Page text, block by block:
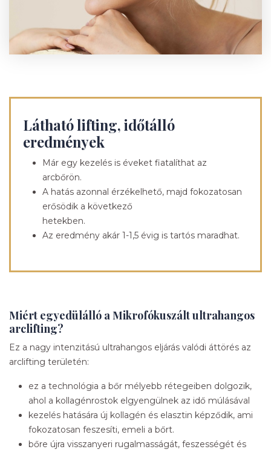
Látható lifting, időtálló
eredmények
Már egy kezelés is éveket fiatalíthat az
arcbőrön.
A hatás azonnal érzékelhető, majd fokozatosan
erősödik a következő
hetekben.
Az eredmény akár 1-1,5 évig is tartós maradhat.
Miért egyedülálló a Mikrofókuszált ultrahangos
arclifting?
Ez a nagy intenzitású ultrahangos eljárás valódi áttörés az
arclifting területén:
ez a technológia a bőr mélyebb rétegeiben dolgozik,
ahol a kollagénrostok elgyengülnek az idő múlásával
kezelés hatására új kollagén és elasztin képződik, ami
fokozatosan feszesíti, emeli a bőrt.
bőre újra visszanyeri rugalmasságát, feszességét és